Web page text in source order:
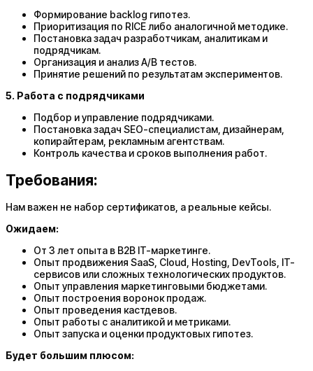
Формирование backlog гипотез.
Приоритизация по RICE либо аналогичной методике.
Постановка задач разработчикам, аналитикам и
подрядчикам.
Организация и анализ A/B тестов.
Принятие решений по результатам экспериментов.
5. Работа с подрядчиками
Подбор и управление подрядчиками.
Постановка задач SEO-специалистам, дизайнерам,
копирайтерам, рекламным агентствам.
Контроль качества и сроков выполнения работ.
Требования:
Нам важен не набор сертификатов, а реальные кейсы.
Ожидаем:
От 3 лет опыта в B2B IT-маркетинге.
Опыт продвижения SaaS, Cloud, Hosting, DevTools, IT-
сервисов или сложных технологических продуктов.
Опыт управления маркетинговыми бюджетами.
Опыт построения воронок продаж.
Опыт проведения кастдевов.
Опыт работы с аналитикой и метриками.
Опыт запуска и оценки продуктовых гипотез.
Будет большим плюсом: